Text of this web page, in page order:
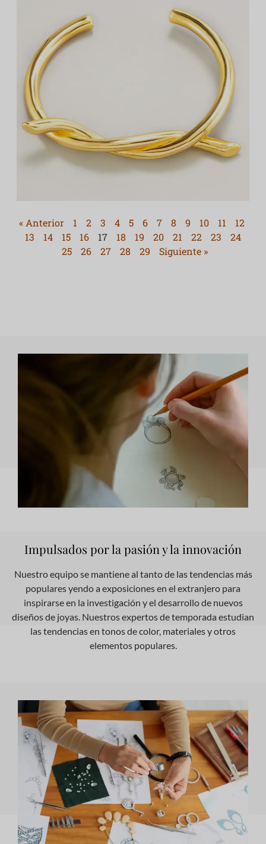
« Anterior 1 2 3 4 5 6 7 8 9 10 11
12
13
14 15 16 17 18 19 20 21 22 23
24
25
26 27 28 29 Siguiente »
Impulsados por la pasión y la innovación
Nuestro equipo se mantiene al tanto de las tendencias más
populares yendo a exposiciones en el extranjero para
inspirarse en la investigación y el desarrollo de nuevos
diseños de joyas. Nuestros expertos de temporada estudian
las tendencias en tonos de color, materiales y otros
elementos populares.